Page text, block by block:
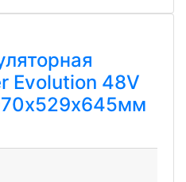
Evolution 48V